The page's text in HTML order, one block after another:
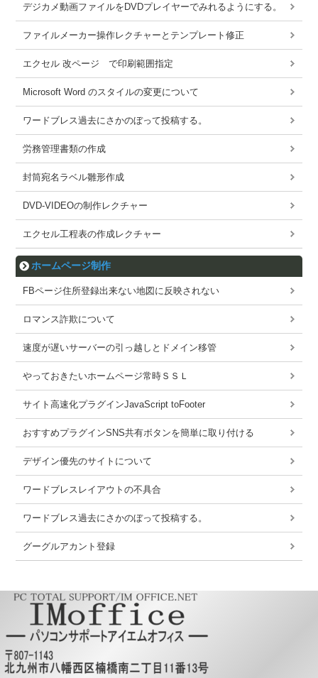
デジカメ動画ファイルをDVDプレイヤーでみれるようにする。
ファイルメーカー操作レクチャーとテンプレート修正
エクセル 改ページ で印刷範囲指定
Microsoft Word のスタイルの変更について
ワードブレス過去にさかのぼって投稿する。
労務管理書類の作成
封筒宛名ラベル雛形作成
DVD-VIDEOの制作レクチャー
エクセル工程表の作成レクチャー
ホームページ制作
FBページ住所登録出来ない地図に反映されない
ロマンス詐欺について
速度が遅いサーバーの引っ越しとドメイン移管
やっておきたいホームページ常時ＳＳＬ
サイト高速化プラグインJavaScript toFooter
おすすめプラグインSNS共有ボタンを簡単に取り付ける
デザイン優先のサイトについて
ワードブレスレイアウトの不具合
ワードブレス過去にさかのぼって投稿する。
グーグルアカント登録